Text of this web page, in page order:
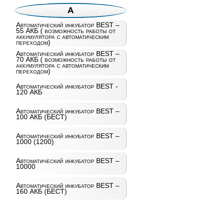
А
Автоматический инкубатор BEST –
55 АКБ ( возможность работы от
аккумулятора с автоматическим
переходом)
Автоматический инкубатор BEST –
70 АКБ ( возможность работы от
аккумулятора с автоматическим
переходом)
Автоматический инкубатор BEST -
120 АКБ
Автоматический инкубатор BEST –
100 АКБ (БЕСТ)
Автоматический инкубатор BEST –
1000 (1200)
Автоматический инкубатор BEST –
10000
Автоматический инкубатор BEST –
160 АКБ (БЕСТ)